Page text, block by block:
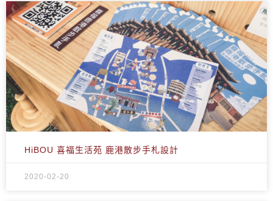
HiBOU 喜福生活苑 鹿港散步手札設計
2020-02-20